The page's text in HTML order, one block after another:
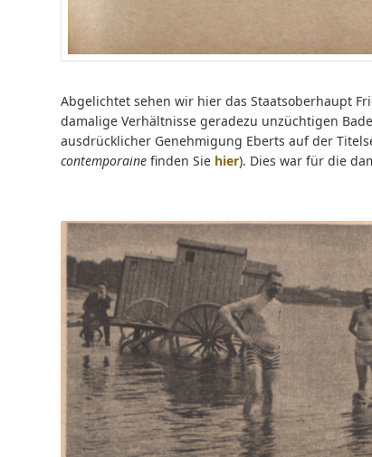
Abgelichtet sehen wir hier das Staatsoberhaupt
damalige Verhältnisse geradezu unzüchtigen
ausdrücklicher Genehmigung Eberts auf der
contemporaine finden Sie hier). Dies war für die